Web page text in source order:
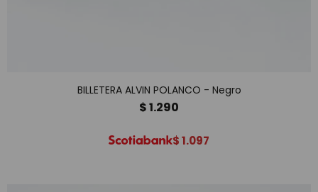
BILLETERA ALVIN POLANCO - Negro
$1.290
$1.097